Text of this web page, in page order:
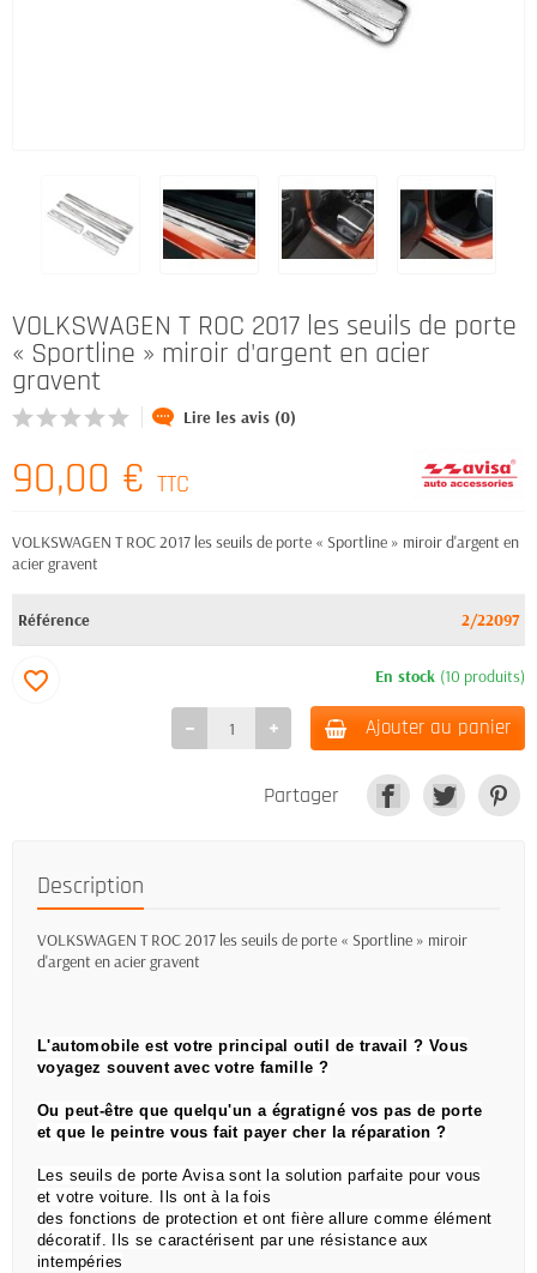
VOLKSWAGEN T ROC 2017 les seuils de porte
« Sportline » miroir d'argent en acier
gravent
Lire les avis (0)
90,00 € TTC
VOLKSWAGEN T ROC 2017 les seuils de porte « Sportline » miroir d'argent en
acier gravent
Référence 2/22097
En stock (10 produits)
Ajouter au panier
favorite_border
Partager
Description
VOLKSWAGEN T ROC 2017 les seuils de porte « Sportline » miroir
d'argent en acier gravent
L'automobile est votre principal outil de travail ? Vous
voyagez souvent avec votre famille ?
Ou peut-être que quelqu'un a égratigné vos pas de porte
et que le peintre vous fait payer cher la réparation ?
Les seuils de porte Avisa sont la solution parfaite pour vous
et votre voiture. Ils ont à la fois
des fonctions de protection et ont fière allure comme élément
décoratif. Ils se caractérisent par une résistance aux
intempéries